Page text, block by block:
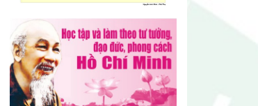
Lễ hội sầu riêng Đắk Lắk 2026
quy mô khủng với 17 hoạt động
đặc sắc